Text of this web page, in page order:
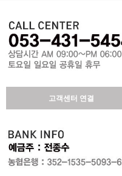
고객센터 연결